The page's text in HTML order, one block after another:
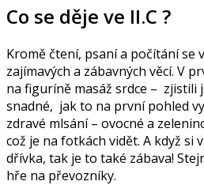
Co se děje ve II.C ?
Kromě čtení, psaní a počítání se
zajímavých a zábavných věcí. V
na figuríně masáž srdce – zjistili
snadné, jak to na první pohled
zdravé mlsání – ovocné a
což je na fotkách vidět. A když si
dřívka, tak je to také zábava!
hře na převozníky.